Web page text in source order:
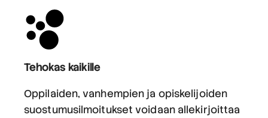
Tehokas kaikille
Oppilaiden, vanhempien ja opiskelijoiden
suostumusilmoitukset voidaan allekirjoittaa